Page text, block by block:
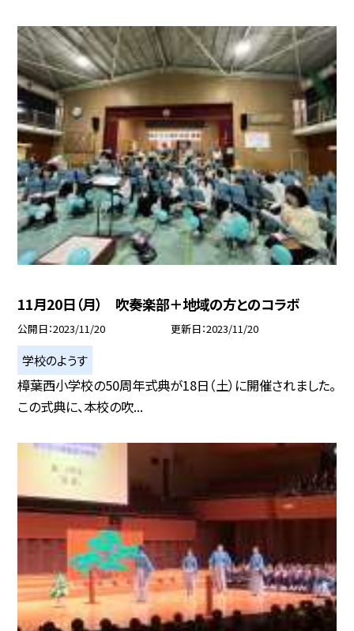
11月20日（月） 吹奏楽部＋地域の方とのコラボ
公開日 2023/11/20 更新日 2023/11/20
学校のようす
樟葉西小学校の50周年式典が18日（土）に開催されました。
この式典に、本校の吹...